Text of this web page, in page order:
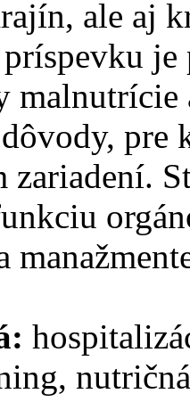
ale aj